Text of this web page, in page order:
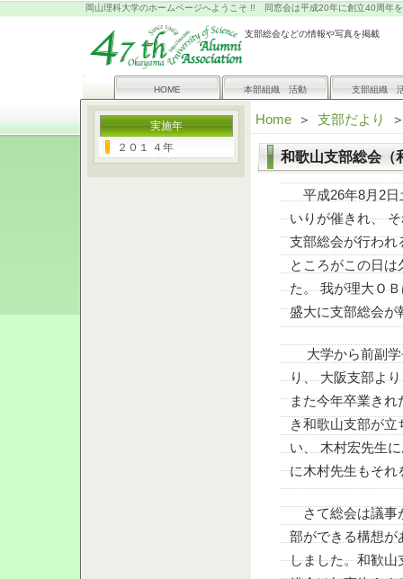
支部総会などの情報や写真を掲載
岡山理科大学のホームページへようこそ !! 同窓会は平成20年に創立40周年
HOME 本部組織 活動 支部組織
Home ＞ 支部だより
和歌山支部総会
平成26年8月2日
いりが催きれ、
支部総会が行われ
ところがこの日
た。 我が理大Ｏ
盛大に支部総会が
大学から前副学
り、 大阪支部よ
また今年卒業き
き和歌山支部が
い、 木村宏先生
に木村先生もそ
さて総会は議事
部ができる構想が
しました。和歓
実施年
２０１ ４年